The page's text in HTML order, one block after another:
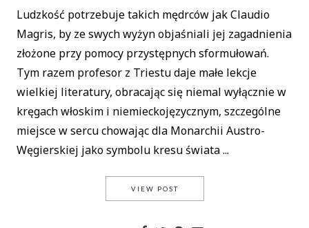
Ludzkość potrzebuje takich mędrców jak Claudio
Magris, by ze swych wyżyn objaśniali jej zagadnienia
złożone przy pomocy przystępnych sformułowań.
Tym razem profesor z Triestu daje małe lekcje
wielkiej literatury, obracając się niemal wyłącznie w
kręgach włoskim i niemieckojęzycznym, szczególne
miejsce w sercu chowając dla Monarchii Austro-
Węgierskiej jako symbolu kresu świata ...
VIEW POSTW SZPONACH MODERNIZMU